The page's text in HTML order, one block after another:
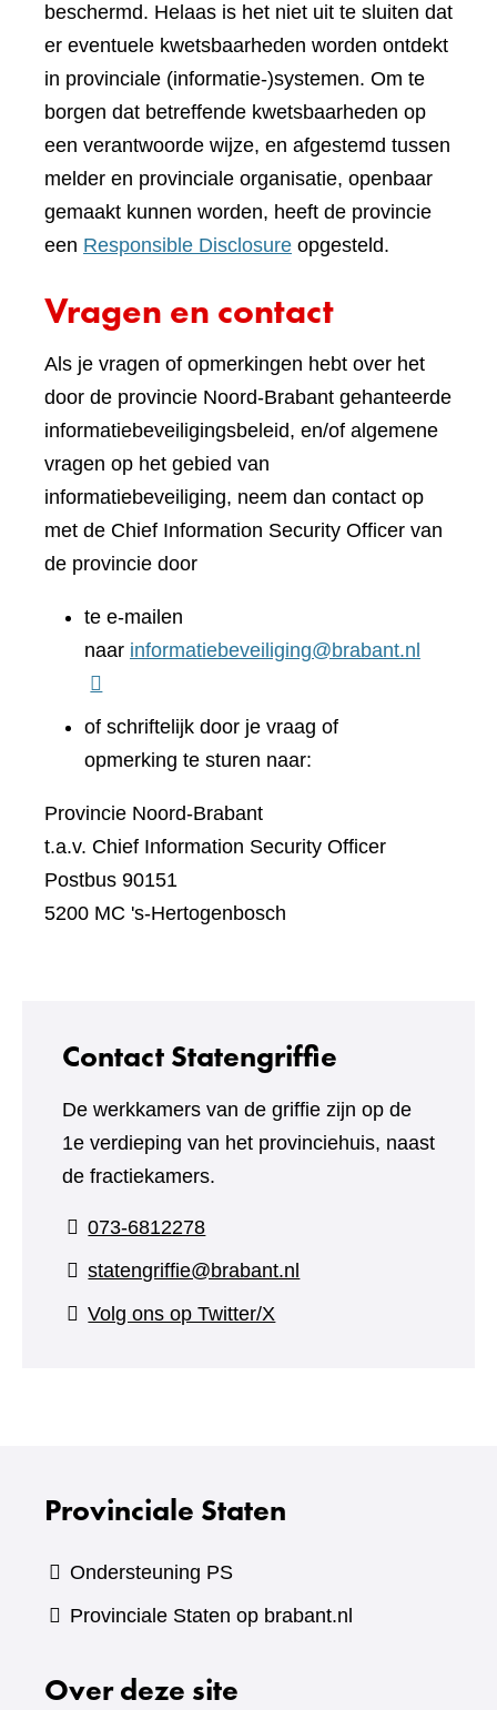
beschermd. Helaas is het niet uit te sluiten dat
er eventuele kwetsbaarheden worden ontdekt
in provinciale (informatie-)systemen. Om te
borgen dat betreffende kwetsbaarheden op
een verantwoorde wijze, en afgestemd tussen
melder en provinciale organisatie, openbaar
gemaakt kunnen worden, heeft de provincie
een Responsible Disclosure opgesteld.
Vragen en contact
Als je vragen of opmerkingen hebt over het
door de provincie Noord-Brabant gehanteerde
informatiebeveiligingsbeleid, en/of algemene
vragen op het gebied van
informatiebeveiliging, neem dan contact op
met de Chief Information Security Officer van
de provincie door
te e-mailen
naar informatiebeveiliging@brabant.nl
of schriftelijk door je vraag of
opmerking te sturen naar:
Provincie Noord-Brabant
t.a.v. Chief Information Security Officer
Postbus 90151
5200 MC 's-Hertogenbosch
Contact Statengriffie
De werkkamers van de griffie zijn op de
1e verdieping van het provinciehuis, naast
de fractiekamers.
073-6812278
statengriffie@brabant.nl
Volg ons op Twitter/X
Provinciale Staten
Ondersteuning PS
Provinciale Staten op brabant.nl
Over deze site